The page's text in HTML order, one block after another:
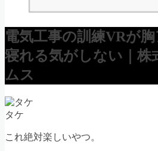
電気工事の訓練VRが
寝れる気がしない｜株
ムス
タケ
これ絶対楽しいやつ。